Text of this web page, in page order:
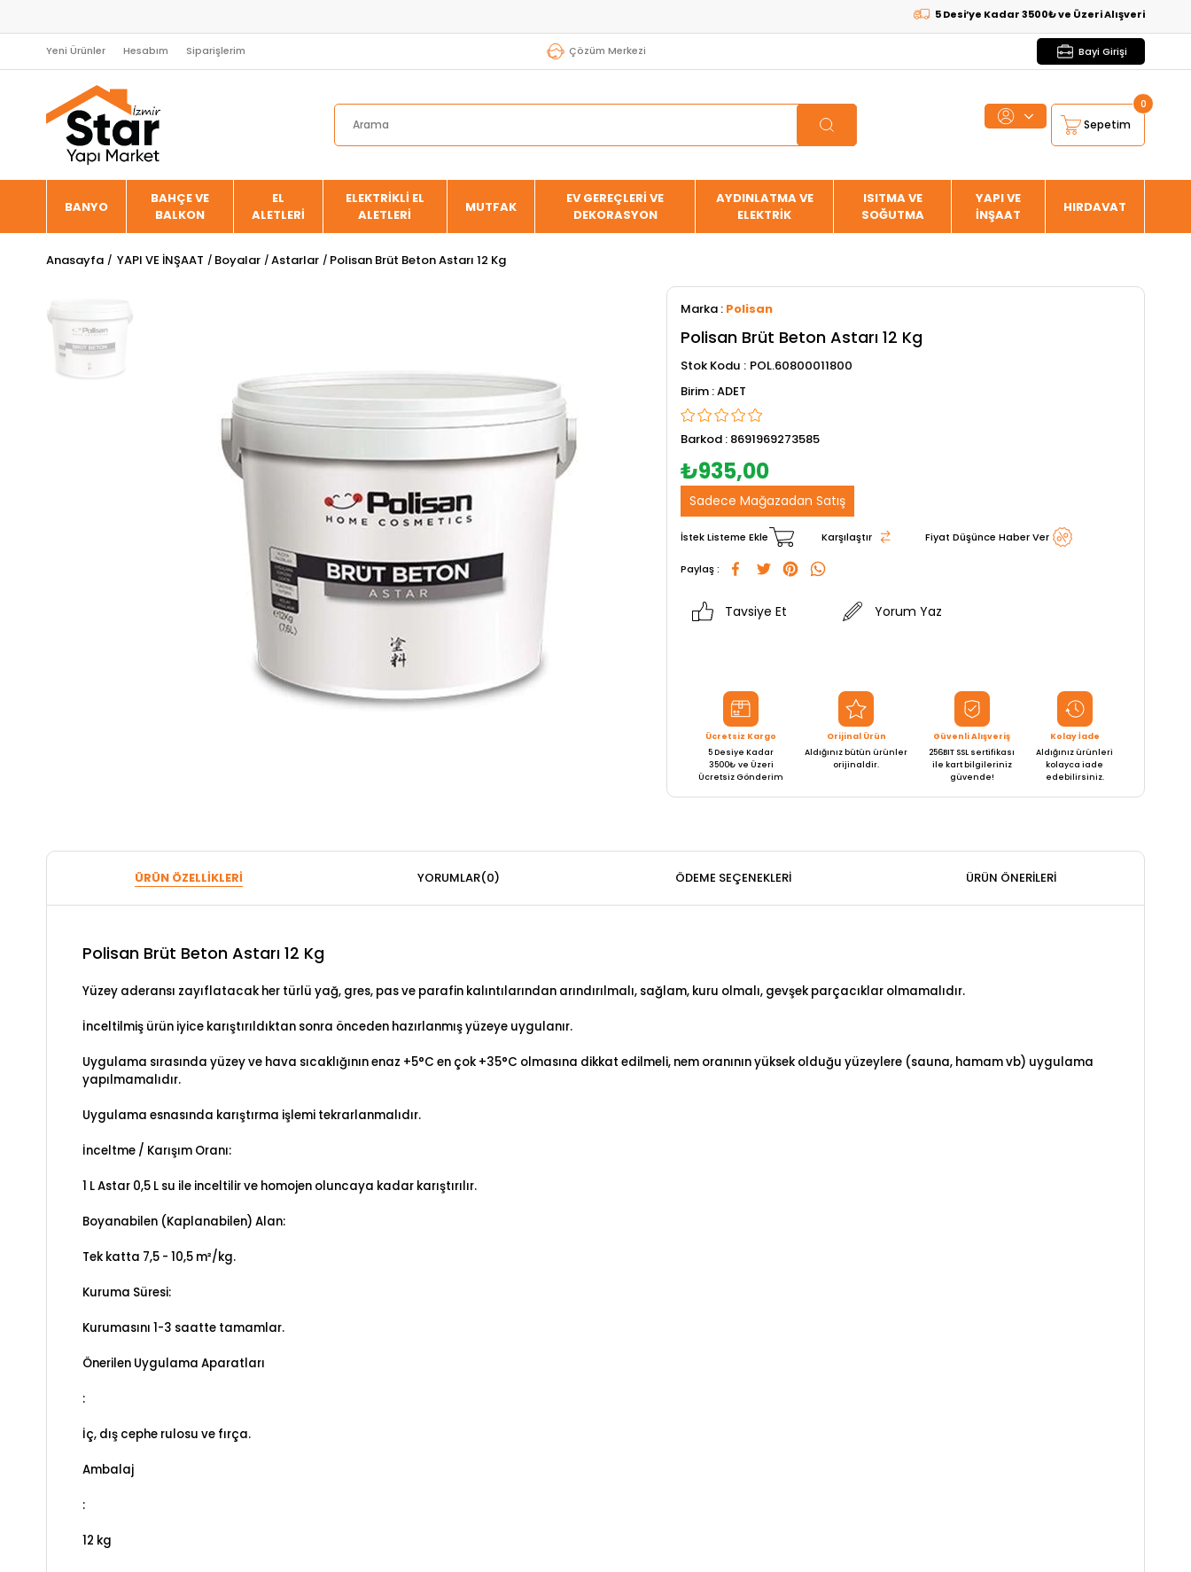
5 Desi’ye Kadar 3500₺ ve Üzeri AlışverişlerdeKARGO
Yeni Ürünler Hesabım Siparişlerim Çözüm Merkezi Bayi Girişi
Sepetim
0
BANYO
BAHÇE VE
BALKON
EL
ALETLERİ
ELEKTRİKLİ EL
ALETLERİ
MUTFAK
EV GEREÇLERİ VE
DEKORASYON
AYDINLATMA VE
ELEKTRİK
ISITMA VE
SOĞUTMA
YAPI VE
İNŞAAT
HIRDAVAT
Anasayfa YAPI VE İNŞAAT Boyalar Astarlar Polisan Brüt Beton Astarı 12 Kg
Marka : Polisan
Polisan Brüt Beton Astarı 12 Kg
Stok Kodu
POL.60800011800
ADET
Barkod : 8691969273585
₺935,00
Sadece Mağazadan Satış
İstek Listeme Ekle Karşılaştır Fiyat Düşünce Haber Ver
Paylaş :
Tavsiye Et Yorum Yaz
Ücretsiz Kargo
5 Desiye Kadar
3500₺ ve Üzeri
Ücretsiz Gönderim
Orijinal Ürün
Aldığınız bütün ürünler
orijinaldir.
Güvenli Alışveriş
256BIT SSL sertifikası
ile kart bilgileriniz
güvende!
Kolay İade
Aldığınız ürünleri
kolayca iade
edebilirsiniz.
ÜRÜN ÖZELLIKLERI YORUMLAR(0) ÖDEME SEÇENEKLERI ÜRÜN ÖNERILERI
Polisan Brüt Beton Astarı 12 Kg
Yüzey aderansı zayıflatacak her türlü yağ, gres, pas ve parafin kalıntılarından arındırılmalı, sağlam, kuru olmalı, gevşek parçacıklar olmamalıdır.
İnceltilmiş ürün iyice karıştırıldıktan sonra önceden hazırlanmış yüzeye uygulanır.
Uygulama sırasında yüzey ve hava sıcaklığının enaz +5°C en çok +35°C olmasına dikkat edilmeli, nem oranının yüksek olduğu yüzeylere (sauna, hamam vb) uygulama
yapılmamalıdır.
Uygulama esnasında karıştırma işlemi tekrarlanmalıdır.
İnceltme / Karışım Oranı:
1 L Astar 0,5 L su ile inceltilir ve homojen oluncaya kadar karıştırılır.
Boyanabilen (Kaplanabilen) Alan:
Tek katta 7,5 - 10,5 m²/kg.
Kuruma Süresi:
Kurumasını 1-3 saatte tamamlar.
Önerilen Uygulama Aparatları
:
İç, dış cephe rulosu ve fırça.
Ambalaj
:
12 kg